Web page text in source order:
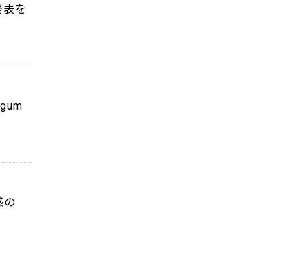
を
の